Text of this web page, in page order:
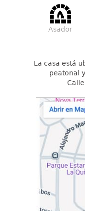
Asador
La casa está
peatonal